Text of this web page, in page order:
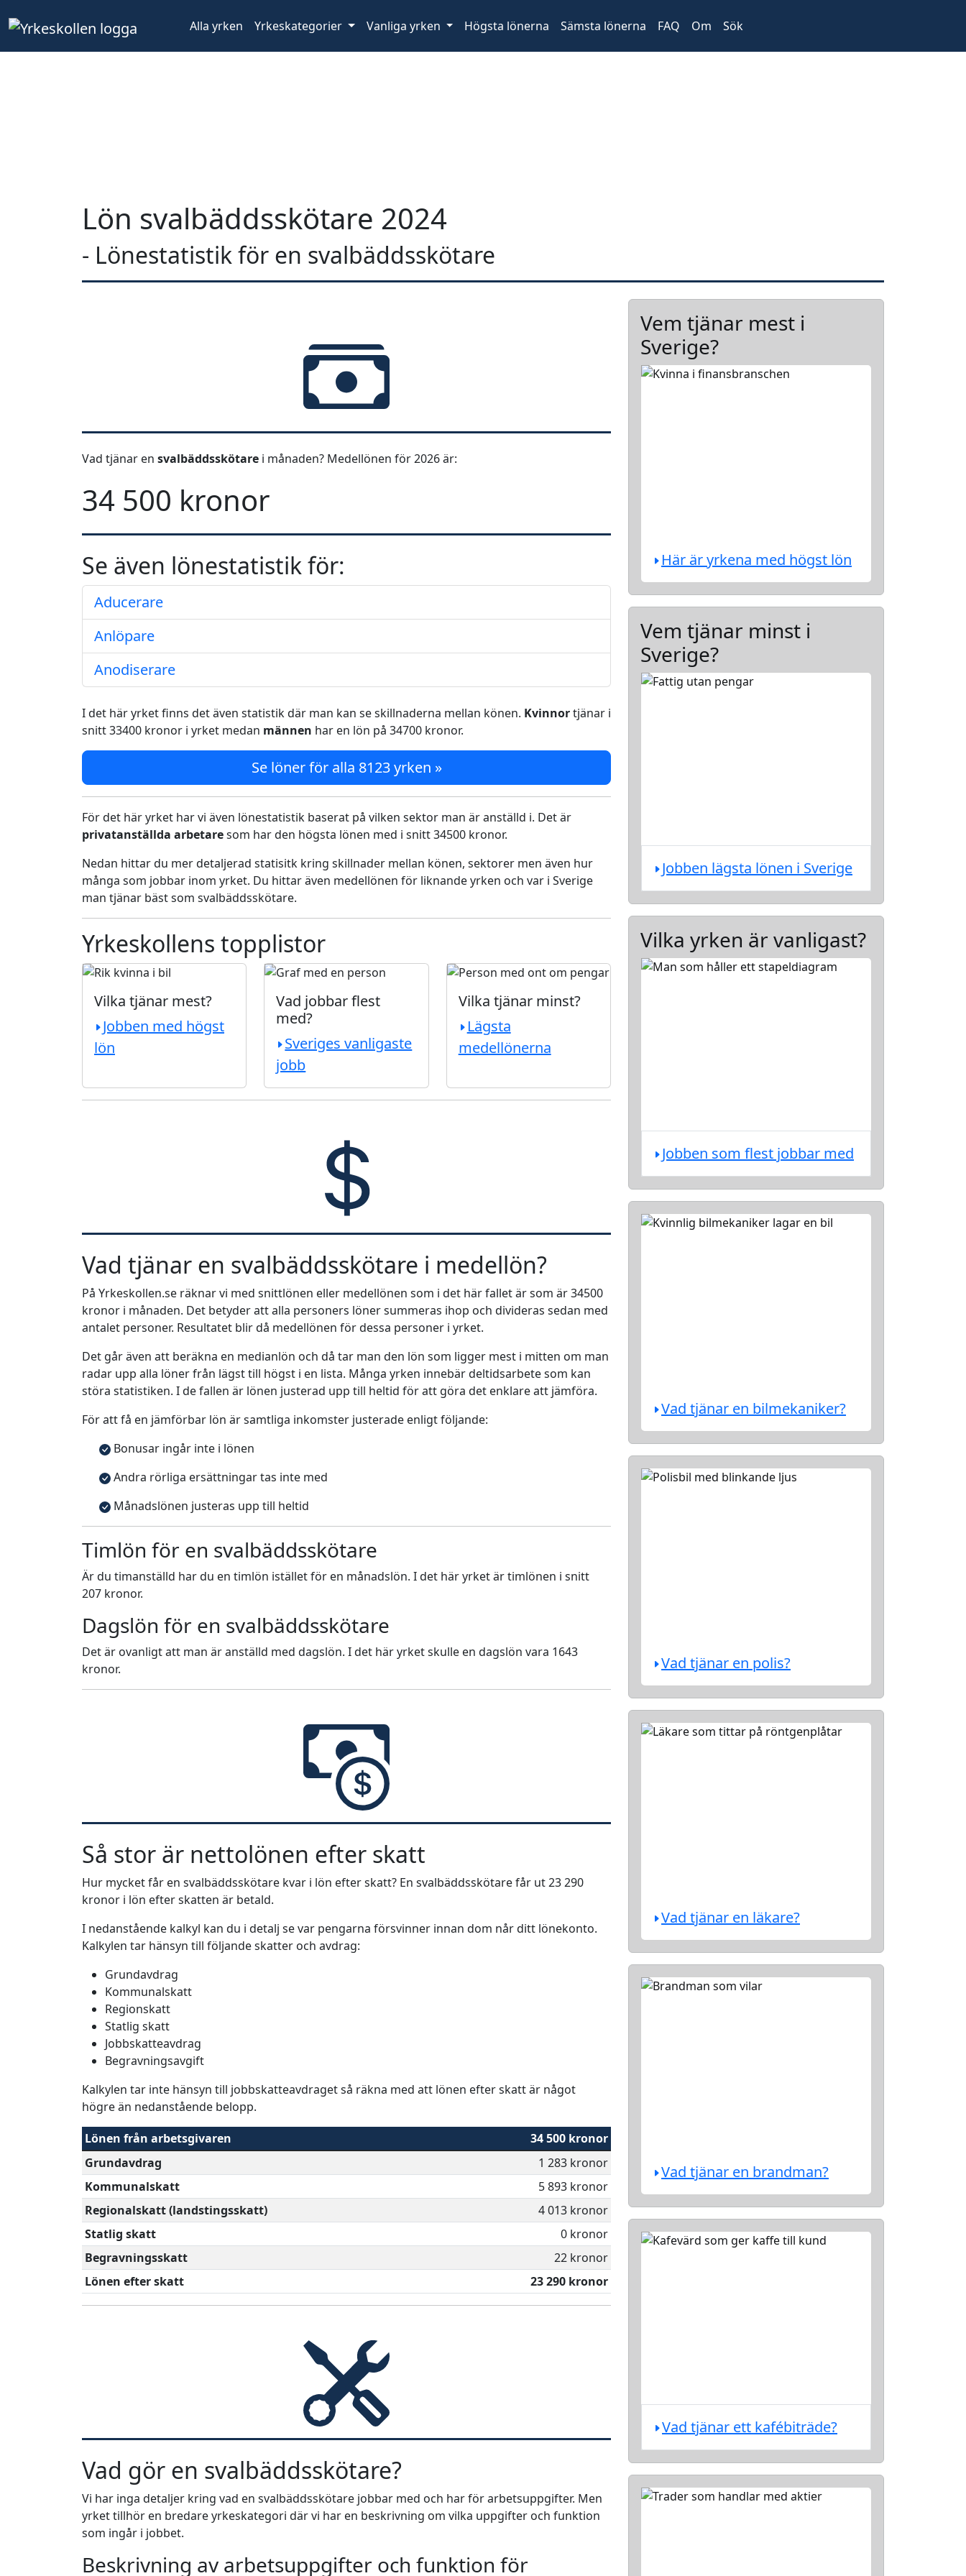
Alla yrken Yrkeskategorier Vanliga yrken Högsta lönerna Sämsta lönerna FAQ Om Sök
Lön svalbäddsskötare 2024
- Lönestatistik för en svalbäddsskötare
Vad tjänar en svalbäddsskötare i månaden? Medellönen för 2026 är:
34 500 kronor
Se även lönestatistik för:
Aducerare
Anlöpare
Anodiserare
I det här yrket finns det även statistik där man kan se skillnaderna mellan könen. Kvinnortjänar i
snitt 33400 kronor i yrket medan männen har en lön på 34700 kronor.
Se löner för alla 8123 yrken »
För det här yrket har vi även lönestatistik baserat på vilken sektor man är anställd i. Det är
privatanställda arbetaresom har den högsta lönen med i snitt 34500 kronor.
Nedan hittar du mer detaljerad statisitk kring skillnader mellan könen, sektorer men även hur
många som jobbar inom yrket. Du hittar även medellönen för liknande yrken och var i Sverige
man tjänar bäst som svalbäddsskötare.
Yrkeskollens topplistor
Vilka tjänar mest?
Jobben med högst
lön
Vad jobbar flest
med?
Sveriges vanligaste
jobb
Vilka tjänar minst?
Lägsta
medellönerna
Vad tjänar en svalbäddsskötare i medellön?
På Yrkeskollen.se räknar vi med snittlönen eller medellönen som i det här fallet är som är 34500
kronor i månaden. Det betyder att alla personers löner summeras ihop och divideras sedan med
antalet personer. Resultatet blir då medellönen för dessa personer i yrket.
Det går även att beräkna en medianlön och då tar man den lön som ligger mest i mitten om man
radar upp alla löner från lägst till högst i en lista. Många yrken innebär deltidsarbete som kan
störa statistiken. I de fallen är lönen justerad upp till heltid för att göra det enklare att jämföra.
För att få en jämförbar lön är samtliga inkomster justerade enligt följande:
Bonusar ingår inte i lönen
Andra rörliga ersättningar tas inte med
Månadslönen justeras upp till heltid
Timlön för en svalbäddsskötare
Är du timanställd har du en timlön istället för en månadslön. I det här yrket är timlönen i snitt
207 kronor.
Dagslön för en svalbäddsskötare
Det är ovanligt att man är anställd med dagslön. I det här yrket skulle en dagslön vara 1643
kronor.
Så stor är nettolönen efter skatt
Hur mycket får en svalbäddsskötare kvar i lön efter skatt? En svalbäddsskötare får ut 23 290
kronor i lön efter skatten är betald.
I nedanstående kalkyl kan du i detalj se var pengarna försvinner innan dom når ditt lönekonto.
Kalkylen tar hänsyn till följande skatter och avdrag:
Grundavdrag
Kommunalskatt
Regionskatt
Statlig skatt
Jobbskatteavdrag
Begravningsavgift
Kalkylen tar inte hänsyn till jobbskatteavdraget så räkna med att lönen efter skatt är något
högre än nedanstående belopp.
Lönen från arbetsgivaren
34 500 kronor
Grundavdrag
1 283 kronor
Kommunalskatt
5 893 kronor
Regionalskatt (landstingsskatt)
4 013 kronor
Statlig skatt
0 kronor
Begravningsskatt
22 kronor
Lönen efter skatt
23 290 kronor
Vad gör en svalbäddsskötare?
Vi har inga detaljer kring vad en svalbäddsskötare jobbar med och har för arbetsuppgifter. Men
yrket tillhör en bredare yrkeskategori där vi har en beskrivning om vilka uppgifter och funktion
som ingår i jobbet.
Beskrivning av arbetsuppgifter och funktion för
Vem tjänar mest i
Sverige?
Här är yrkena med högst lön
Vem tjänar minst i
Sverige?
Jobben lägsta lönen i Sverige
Vilka yrken är vanligast?
Jobben som flest jobbar med
Vad tjänar en bilmekaniker?
Vad tjänar en polis?
Vad tjänar en läkare?
Vad tjänar en brandman?
Vad tjänar ett kafébiträde?